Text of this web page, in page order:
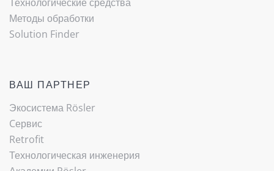
Методы обработки
Solution Finder
ВАШ ПАРТНЕР
Экосистема Rösler
Cервис
Retrofit
Технологическая инженерия